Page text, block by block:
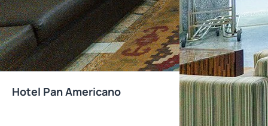
Hotel Pan Americano